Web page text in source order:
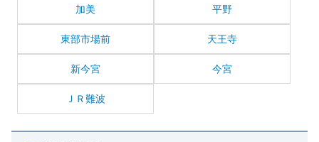
加美 平野
東部市場前 天王寺
新今宮 今宮
ＪＲ難波